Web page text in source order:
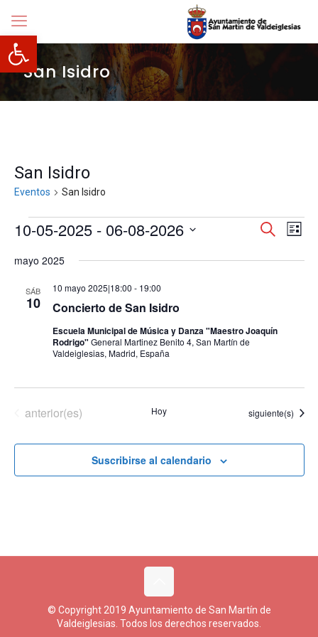
Abrir barra de herramientas
San Isidro
San Isidro
Eventos San Isidro
Eventos
Buscar
de
de
Lista
10-05-2025 - 06-08-2026
la
mayo 2025
SÁB
10 Concierto de San Isidro
10 mayo 2025|18:00 - 19:00
Escuela Municipal de Música y Danza "Maestro Joaquín
Rodrigo" General Martinez Benito 4, San Martín de
Valdeiglesias, Madrid, España
Eventos
anterior(es) Hoy Eventos
siguiente(s)
Suscribirse al calendario
© Copyright 2019 Ayuntamiento de San Martín de
Valdeiglesias. Todos los derechos reservados.